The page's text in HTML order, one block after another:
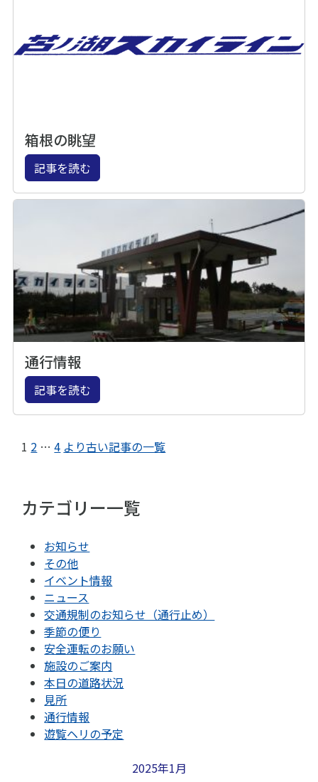
箱根の眺望
記事を読む
通行情報
記事を読む
1 2 … 4 より古い記事の一覧
カテゴリー一覧
お知らせ
その他
イベント情報
ニュース
交通規制のお知らせ（通行止め）
季節の便り
安全運転のお願い
施設のご案内
本日の道路状況
見所
通行情報
遊覧ヘリの予定
2025年1月